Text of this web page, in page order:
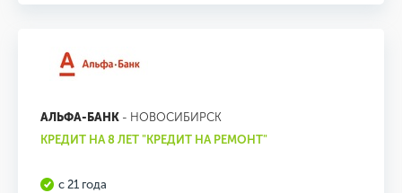
АЛЬФА-БАНК - НОВОСИБИРСК
КРЕДИТ НА 8 ЛЕТ "КРЕДИТ НА РЕМОНТ"
с 21 года